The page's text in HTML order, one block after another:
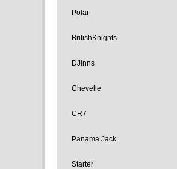
Polar
BritishKnights
DJinns
Chevelle
CR7
Panama Jack
Starter